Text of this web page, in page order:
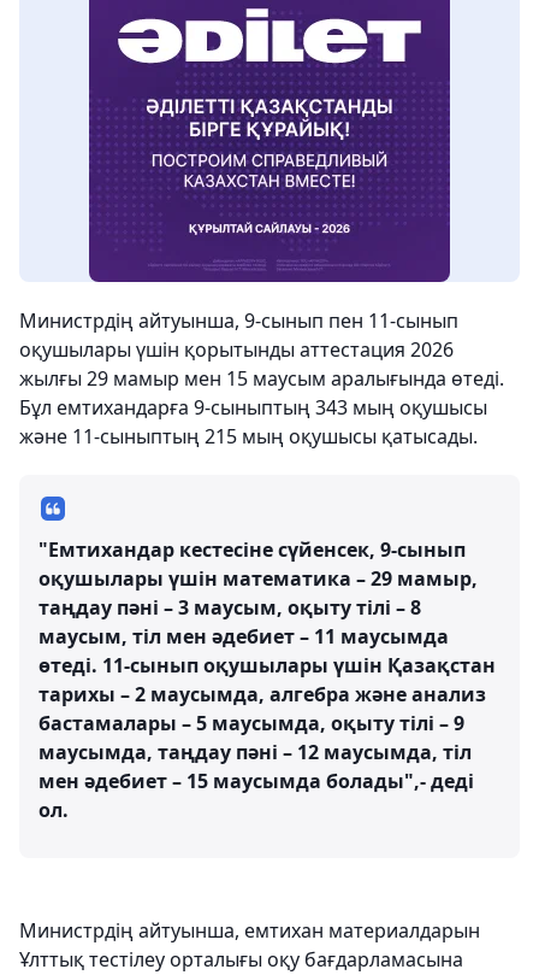
Министрдің айтуынша, 9-сынып пен 11-сынып
оқушылары үшін қорытынды аттестация 2026
жылғы 29 мамыр мен 15 маусым аралығында өтеді.
Бұл емтихандарға 9-сыныптың 343 мың оқушысы
және 11-сыныптың 215 мың оқушысы қатысады.
"Емтихандар кестесіне сүйенсек, 9-сынып
оқушылары үшін математика – 29 мамыр,
таңдау пәні – 3 маусым, оқыту тілі – 8
маусым, тіл мен әдебиет – 11 маусымда
өтеді. 11-сынып оқушылары үшін Қазақстан
тарихы – 2 маусымда, алгебра және анализ
бастамалары – 5 маусымда, оқыту тілі – 9
маусымда, таңдау пәні – 12 маусымда, тіл
мен әдебиет – 15 маусымда болады",- деді
ол.
Министрдің айтуынша, емтихан материалдарын
Ұлттық тестілеу орталығы оқу бағдарламасына